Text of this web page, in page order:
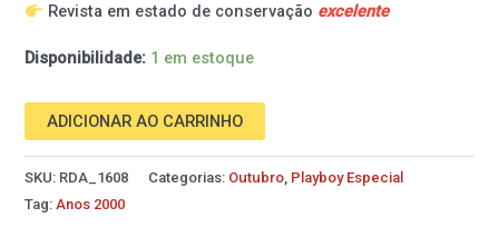
Revista em estado de conservação excelente
Disponibilidade: 1 em estoque
ADICIONAR AO CARRINHO
SKU: RDA_1608 Categorias: Outubro Playboy Especial
Tag: Anos 2000